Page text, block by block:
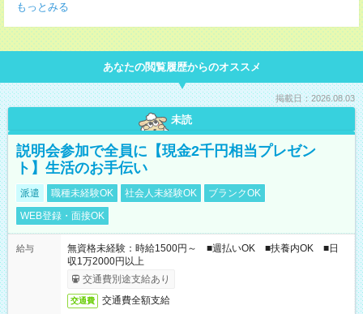
もっとみる
あなたの閲覧履歴からのオススメ
掲載日：2026.08.03
未読
説明会参加で全員に【現金2千円相当プレゼン
ト】生活のお手伝い
派遣 職種未経験OK 社会人未経験OK
ブランクOK
WEB登録・面接OK
給与
無資格未経験：時給1500円～ ■週払いOK ■扶養内OK ■日
収1万2000円以上
交通費別途支給あり
交通費 交通費全額支給